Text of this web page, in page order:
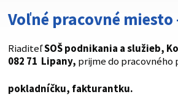
Voľné pracovné miesto
RiaditeľSOŠ podnikania a služieb,
082 71 Lipany, prijme do pracovného
pokladníčku, fakturantku.